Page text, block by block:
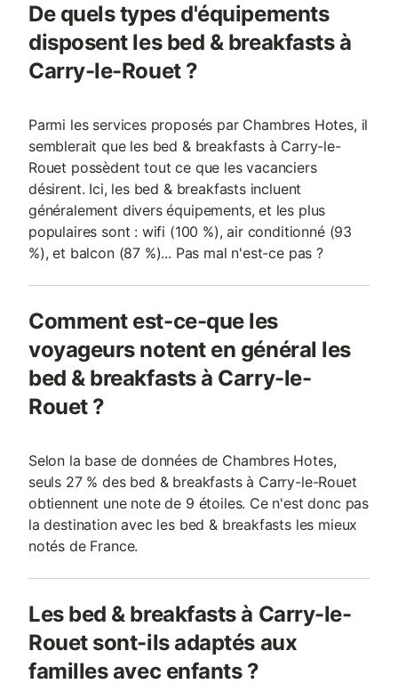
De quels types d'équipements
disposent les bed & breakfasts à
Carry-le-Rouet ?
Parmi les services proposés par Chambres Hotes, il
semblerait que les bed & breakfasts à Carry-le-
Rouet possèdent tout ce que les vacanciers
désirent. Ici, les bed & breakfasts incluent
généralement divers équipements, et les plus
populaires sont : wifi (100 %), air conditionné (93
%), et balcon (87 %)... Pas mal n'est-ce pas ?
Comment est-ce-que les
voyageurs notent en général les
bed & breakfasts à Carry-le-
Rouet ?
Selon la base de données de Chambres Hotes,
seuls 27 % des bed & breakfasts à Carry-le-Rouet
obtiennent une note de 9 étoiles. Ce n'est donc pas
la destination avec les bed & breakfasts les mieux
notés de France.
Les bed & breakfasts à Carry-le-
Rouet sont-ils adaptés aux
familles avec enfants ?